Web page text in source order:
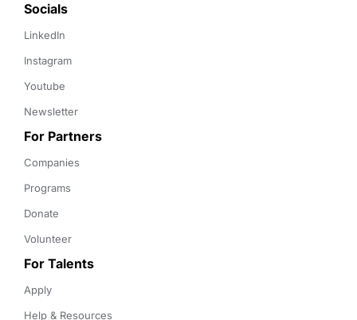
Socials
LinkedIn
Instagram
Youtube
Newsletter
For Partners
Companies
Programs
Donate
Volunteer
For Talents
Apply
Help & Resources